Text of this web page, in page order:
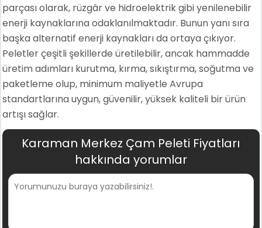
parçası olarak, rüzgâr ve hidroelektrik gibi yenilenebilir
enerji kaynaklarına odaklanılmaktadır. Bunun yanı sıra
başka alternatif enerji kaynakları da ortaya çıkıyor.
Peletler çeşitli şekillerde üretilebilir, ancak hammadde
üretim adımları kurutma, kırma, sıkıştırma, soğutma ve
paketleme olup, minimum maliyetle Avrupa
standartlarına uygun, güvenilir, yüksek kaliteli bir ürün
artışı sağlar.
Karaman Merkez Çam Peleti Fiyatları
hakkında yorumlar